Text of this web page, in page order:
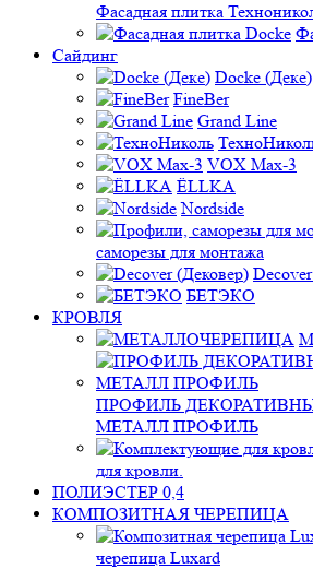
Фасадная плитка
Сайдинг
Docke (Деке)
FineBer
Grand Line
VOX Max-3
ЁLLKA
Nordside
саморезы для монтажа
БЕТЭКО
КРОВЛЯ
ПРОФИЛЬ
МЕТАЛЛ ПРОФИЛЬ
для кровли.
ПОЛИЭСТЕР 0,4
КОМПОЗИТНАЯ ЧЕРЕПИЦА
черепица Luxard